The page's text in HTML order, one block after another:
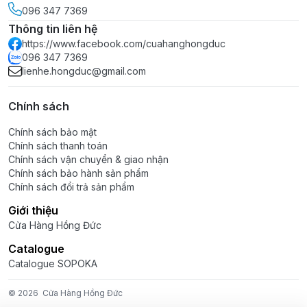
THÔNG SỐ KỸ THUẬT:
Màu sắc: Đen, Trắng
Phụ tải cho mỗi đui đèn: 0.5W đến 50W
Tổng phụ tải trên một dây: 1000W
Tổng phụ tải khi đấu nhiều sợi dây nối tiếp nhau: Pmax
= 2200W
mưa
Kiểu đui:Ren vặn xoáy, thả xuống 20cm
Chiều dài:5m (10 đui), 7.5m (15 đui), 10m (20 đui).
MuaDây đui bóng đèn trang trí 5m 7.5m 10m loại thả
>Đặt hàng tại Website
0963.477.369
096 347 7369
Thông tin liên hệ
https://www.facebook.com/cuahanghongduc
096 347 7369
lienhe.hongduc@gmail.com
Chính sách
Chính sách bảo mật
Chính sách thanh toán
Chính sách vận chuyển & giao nhận
Chính sách bảo hành sản phẩm
Chính sách đổi trả sản phẩm
Giới thiệu
Cửa Hàng Hồng Đức
Catalogue
Catalogue SOPOKA
© 2026 Cửa Hàng Hồng Đức